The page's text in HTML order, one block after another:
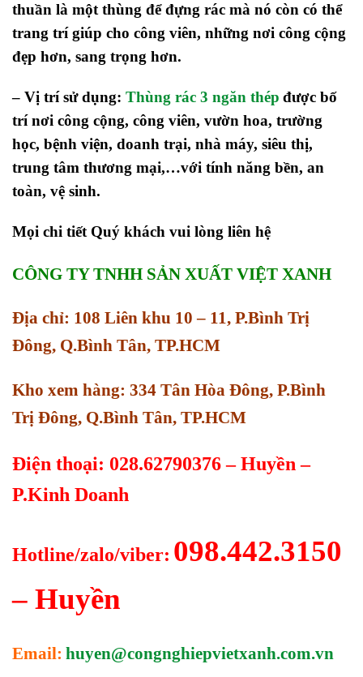
thuần là một thùng để đựng rác mà nó còn có thể
trang trí giúp cho công viên, những nơi công cộng
đẹp hơn, sang trọng hơn.
– Vị trí sử dụng: Thùng rác 3 ngăn thép được bố
trí nơi công cộng, công viên, vườn hoa, trường
học, bệnh viện, doanh trại, nhà máy, siêu thị,
trung tâm thương mại,…với tính năng bền, an
toàn, vệ sinh.
Mọi chi tiết Quý khách vui lòng liên hệ
CÔNG TY TNHH SẢN XUẤT VIỆT XANH
Địa chỉ: 108 Liên khu 10 – 11, P.Bình Trị
Đông, Q.Bình Tân, TP.HCM
Kho xem hàng: 334 Tân Hòa Đông, P.Bình
Trị Đông, Q.Bình Tân, TP.HCM
Điện thoại: 028.62790376 – Huyền –
P.Kinh Doanh
Hotline/zalo/viber: 098.442.3150
– Huyền
Email: huyen@congnghiepvietxanh.com.vn